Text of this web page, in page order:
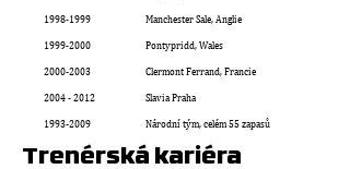
1998-1999
1999-2000
2000-2003
2004 - 2012
1993-2009
Manchester Sale, Anglie
Pontypridd, Wales
Clermont Ferrand, Francie
Slavia Praha
Národní tým, celém 55 zapasů
Trenérská kariéra